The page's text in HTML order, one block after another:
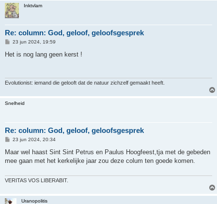
Inktvlam
Re: column: God, geloof, geloofsgesprek
B
r
23 jun 2024, 19:59
Het is nog lang geen kerst !
Evolutionist: iemand die gelooft dat de natuur zichzelf gemaakt heeft.
Snelheid
Re: column: God, geloof, geloofsgesprek
B
r
c
23 jun 2024, 20:34
Maar wel haast Sint Sint Petrus en Paulus Hoogfeest,tja met de gebeden
mee gaan met het kerkelijke jaar zou deze colum ten goede komen.
VERITAS VOS LIBERABIT.
Uranopolitis